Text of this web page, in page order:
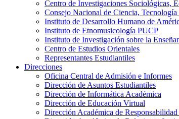
Centro de Investigaciones Sociológicas,
Consejo Nacional de Ciencia,
Instituto de Desarrollo Humano de
Instituto de Etnomusicología PUCP
Instituto de Investigación sobre la
Centro de Estudios Orientales
Representantes Estudiantiles
Direcciones
Oficina Central de Admisión e Informes
Dirección de Asuntos Estudiantiles
Dirección de Informática Académica
Dirección de Educación Virtual
Dirección Académica de Responsabilidad